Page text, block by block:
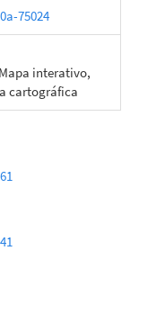
75024
interativo,
cartográfica